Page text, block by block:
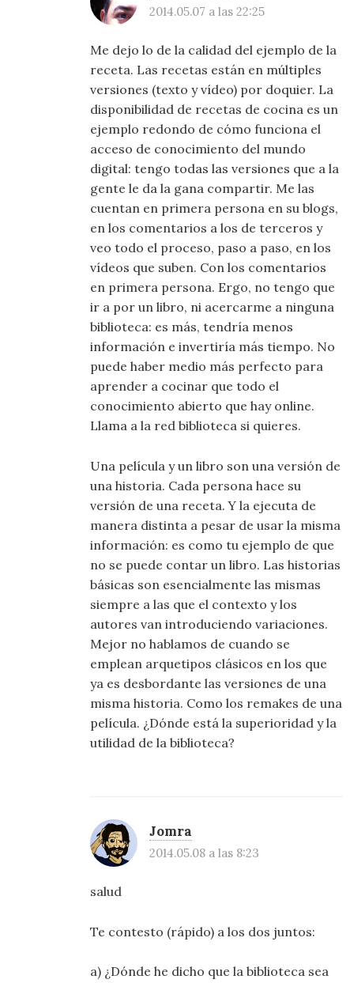
2014.05.07 a las 22:25
Me dejo lo de la calidad del ejemplo de la
receta. Las recetas están en múltiples
versiones (texto y vídeo) por doquier. La
disponibilidad de recetas de cocina es un
ejemplo redondo de cómo funciona el
acceso de conocimiento del mundo
digital: tengo todas las versiones que a la
gente le da la gana compartir. Me las
cuentan en primera persona en su blogs,
en los comentarios a los de terceros y
veo todo el proceso, paso a paso, en los
vídeos que suben. Con los comentarios
en primera persona. Ergo, no tengo que
ir a por un libro, ni acercarme a ninguna
biblioteca: es más, tendría menos
información e invertiría más tiempo. No
puede haber medio más perfecto para
aprender a cocinar que todo el
conocimiento abierto que hay online.
Llama a la red biblioteca si quieres.
Una película y un libro son una versión de
una historia. Cada persona hace su
versión de una receta. Y la ejecuta de
manera distinta a pesar de usar la misma
información: es como tu ejemplo de que
no se puede contar un libro. Las historias
básicas son esencialmente las mismas
siempre a las que el contexto y los
autores van introduciendo variaciones.
Mejor no hablamos de cuando se
emplean arquetipos clásicos en los que
ya es desbordante las versiones de una
misma historia. Como los remakes de una
película. ¿Dónde está la superioridad y la
utilidad de la biblioteca?
Jomra
2014.05.08 a las 8:23
salud
Te contesto (rápido) a los dos juntos:
a) ¿Dónde he dicho que la biblioteca sea